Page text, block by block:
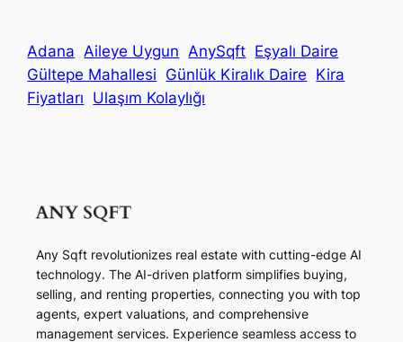
Adana Aileye Uygun AnySqft Eşyalı Daire
Gültepe Mahallesi Günlük Kiralık Daire Kira
Fiyatları Ulaşım Kolaylığı
Any Sqft revolutionizes real estate with cutting-edge AI
technology. The AI-driven platform simplifies buying,
selling, and renting properties, connecting you with top
agents, expert valuations, and comprehensive
management services. Experience seamless access to